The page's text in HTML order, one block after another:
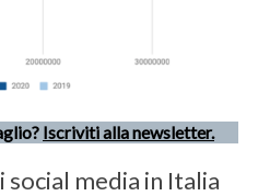
Iscriviti alla newsletter.
media in Italia